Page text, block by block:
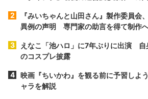
『みいちゃんと山田さん』製作委員会
異例の声明 専門家の助言を得て制作
えなこ「池ハロ」に7年ぶりに出演 自
のコスプレ披露
映画『ちいかわ』を観る前に予習しよ
ャラを解説